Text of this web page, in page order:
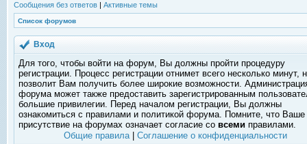
Сообщения без ответов | Активные темы
Список форумов
Вход
Для того, чтобы войти на форум, Вы должны пройти процедуру
регистрации. Процесс регистрации отнимет всего несколько минут,
позволит Вам получить более широкие возможности.
форума может также предоставить зарегистрированным
большие привилегии. Перед началом регистрации, Вы должны
ознакомиться с правилами и политикой форума. Помните, что Ваше
присутствие на форумах означает согласие со всеми правилами.
Общие правила| Соглашение о конфиденциальности